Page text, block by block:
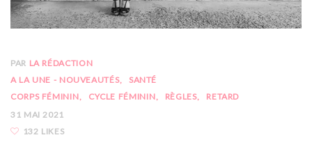
PAR LA RÉDACTION
A LA UNE - NOUVEAUTÉS
SANTÉ
CORPS FÉMININ
CYCLE FÉMININ RÈGLES
RETARD
31 MAI 2021
132 LIKES